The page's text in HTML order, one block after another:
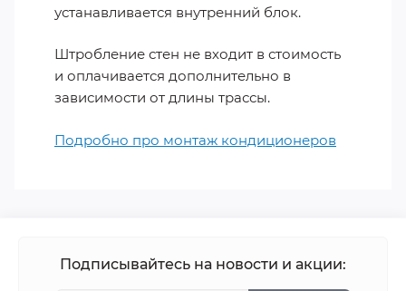
устанавливается внутренний блок.
Штробление стен не входит в стоимость
и оплачивается дополнительно в
зависимости от длины трассы.
Подробно про монтаж кондиционеров
Подписывайтесь на новости и акции: